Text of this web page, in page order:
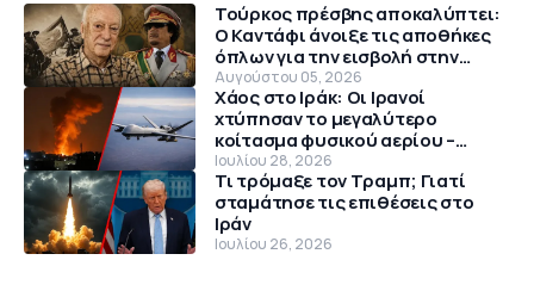
Τούρκος πρέσβης αποκαλύπτει:
Ο Καντάφι άνοιξε τις αποθήκες
όπλων για την εισβολή στην
Κύπρο το 1974
Αυγούστου 05, 2026
Χάος στο Ιράκ: Οι Ιρανοί
χτύπησαν το μεγαλύτερο
κοίτασμα φυσικού αερίου –
Θρίλερ με αμερικανικό MQ-9
Reaper
Ιουλίου 28, 2026
Τι τρόμαξε τον Τραμπ; Γιατί
σταμάτησε τις επιθέσεις στο
Ιράν
Ιουλίου 26, 2026